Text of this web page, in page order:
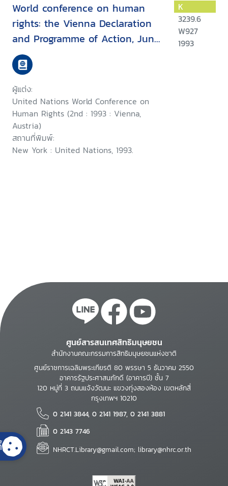
World conference on human
rights: the Vienna Declaration
and Programme of Action, June
1993 : with the opening
statement of United Nations
Secretary-General Boutros
Boutros-Ghali
ผู้แต่ง:
United Nations World Conference on
Human Rights (2nd : 1993 : Vienna,
Austria)
สถานที่พิมพ์:
New York : United Nations, 1993.
K
3239.6
W927
1993
ศูนย์สารสนเทศสิทธิมนุษยชน
สำนักงานคณะกรรมการสิทธิมนุษยชนแห่งชาติ
ศูนย์ราชการเฉลิมพระเกียรติ 80 พรรษา 5 ธันวาคม 2550
อาคารรัฐประศาสนภักดี (อาคารบี) ชั้น 7
120 หมู่ที่ 3 ถนนแจ้งวัฒนะ แขวงทุ่งสองห้อง เขตหลักสี่
กรุงเทพฯ 10210
0 2141 3844, 0 2141 1987, 0 2141 3881
0 2143 7746
NHRCT.Library@gmail.com; library@nhrc.or.th